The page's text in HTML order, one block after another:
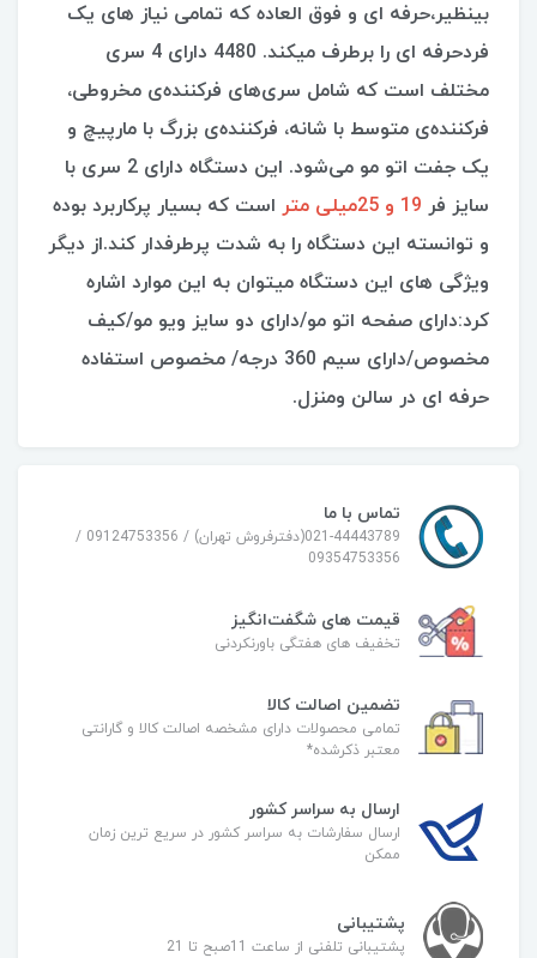
بینظیر،حرفه ای و فوق العاده که تمامی نیاز های یک
فردحرفه ای را برطرف میکند. 4480 دارای 4 سری
مختلف است که شامل سری‌های فرکننده‌ی مخروطی،
فرکننده‌ی متوسط با شانه، فرکننده‌ی بزرگ با مارپیچ و
یک جفت اتو مو می‌شود. این دستگاه دارای 2 سری با
سایز فر 19 و 25میلی متر
است که بسیار پرکاربرد بوده
و توانسته این دستگاه را به شدت پرطرفدار کند.از دیگر
ویژگی های این دستگاه میتوان به این موارد اشاره
کرد:دارای صفحه اتو مو/دارای دو سایز ویو مو/کیف
مخصوص/دارای سیم 360 درجه/ مخصوص استفاده
حرفه ای در سالن ومنزل.
تماس با ما
021-44443789(دفترفروش تهران) / 09124753356 /
09354753356
قیمت های شگفت‌انگیز
تخفیف های هفتگی باورنکردنی
تضمین اصالت کالا
تمامی محصولات دارای مشخصه اصالت کالا و گارانتی
معتبر ذکرشده*
ارسال به سراسر کشور
ارسال سفارشات به سراسر کشور در سریع ترین زمان
ممکن
پشتیبانی
پشتیبانی تلفنی از ساعت 11صبح تا 21